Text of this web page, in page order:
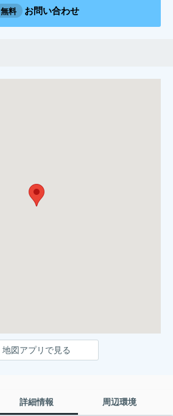
無料 お問い合わせ
地図アプリで見る
詳細情報 周辺環境